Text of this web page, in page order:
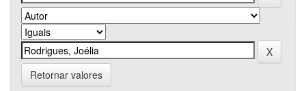
Retornar valores